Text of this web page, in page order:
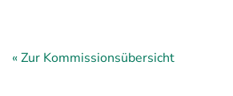
« Zur Kommissionsübersicht